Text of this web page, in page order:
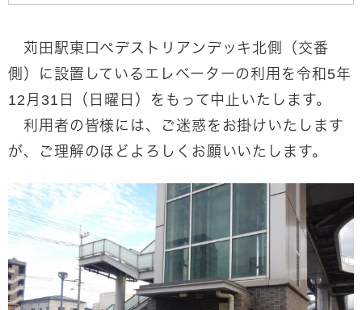
苅田駅東口ペデストリアンデッキ北側（交番
側）に設置しているエレベーターの利用を令和5年
12月31日（日曜日）をもって中止いたします。
利用者の皆様には、ご迷惑をお掛けいたします
が、ご理解のほどよろしくお願いいたします。